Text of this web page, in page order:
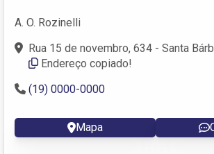
A. O. Rozinelli
Rua 15 de novembro, 634 - Santa
Endereço copiado!
(19) 0000-0000
Mapa